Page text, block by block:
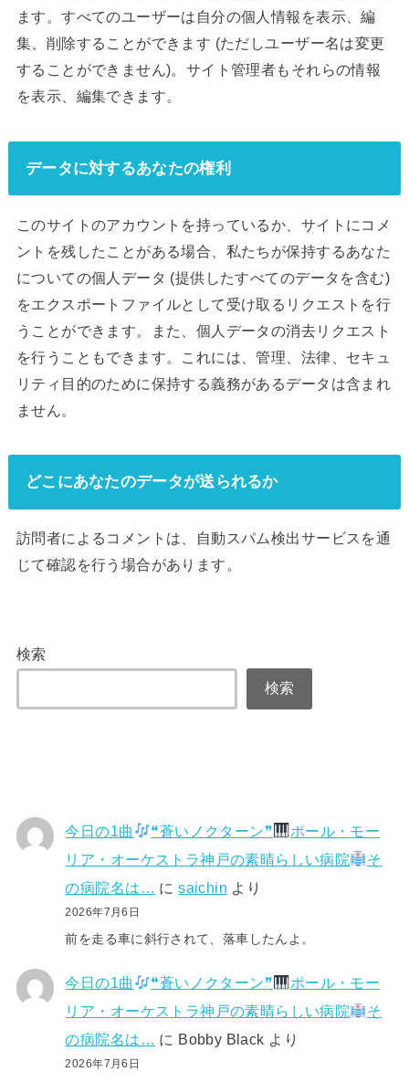
ます。すべてのユーザーは自分の個人情報を表示、編
集、削除することができます (ただしユーザー名は変更
することができません)。サイト管理者もそれらの情報
を表示、編集できます。
データに対するあなたの権利
このサイトのアカウントを持っているか、サイトにコメ
ントを残したことがある場合、私たちが保持するあなた
についての個人データ (提供したすべてのデータを含む)
をエクスポートファイルとして受け取るリクエストを行
うことができます。また、個人データの消去リクエスト
を行うこともできます。これには、管理、法律、セキュ
リティ目的のために保持する義務があるデータは含まれ
ません。
どこにあなたのデータが送られるか
訪問者によるコメントは、自動スパム検出サービスを通
じて確認を行う場合があります。
検索
検索
今日の1曲 ❝蒼いノクターン❞
ポール・モー
リア・オーケストラ神戸の素晴らしい病院
そ
の病院名は… にsaichin より
2026年7月6日
前を走る車に斜行されて、落車したんよ。
今日の1曲 ❝蒼いノクターン❞
ポール・モー
リア・オーケストラ神戸の素晴らしい病院
そ
の病院名は… に Bobby Black より
2026年7月6日